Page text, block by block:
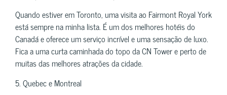
Quando estiver em Toronto, uma visita ao Fairmont Royal York
está sempre na minha lista. É um dos melhores hotéis do
Canadá e oferece um serviço incrível e uma sensação de luxo.
Fica a uma curta caminhada do topo da CN Tower e perto de
muitas das melhores atrações da cidade.
5. Quebec e Montreal